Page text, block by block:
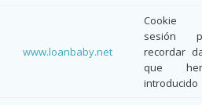
www.loanbaby.net
Cookie
sesión
recordar
que
introducido